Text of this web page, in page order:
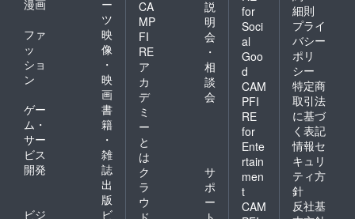
漫画
ー
ツ
ファ
ッ
ショ
ン
映
像
・
映
画
ゲー
ム・
サー
ビス
開発
書
籍
・
雑
誌
出
版
ビジ
ビ
CA
MP
FI
RE
ア
カ
デ
ミ
ー
と
は
説
明
会
・
相
談
会
ク
ラ
ウ
サ
ポ
ー
for
Soci
al
Goo
d
CAM
PFI
RE
for
Ente
rtain
men
t
CAM
細則
プライ
バシー
ポリ
シー
特定商
取引法
に基づ
く表記
情報セ
キュリ
ティ方
針
反社基